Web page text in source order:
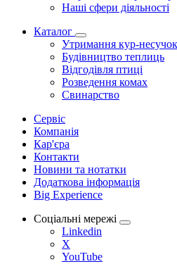
Наші сфери діяльності
Каталог
Утримання кур-несучок
Будівництво теплиць
Відгодівля птиці
Розведення комах
Свинарство
Сервіс
Компанія
Кар'єра
Контакти
Новини та нотатки
Додаткова інформація
Big Experience
Соціальні мережі
Linkedin
X
YouTube